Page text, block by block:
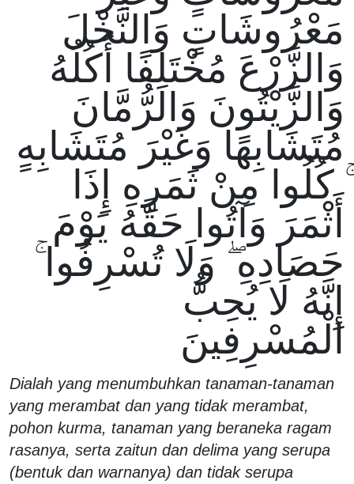
مَعْرُوشَاتٍ وَالنَّخْلَ
وَالزَّرْعَ مُخْتَلِفًا أُكُلُهُ
وَالزَّيْتُونَ وَالرُّمَّانَ
مُتَشَابِهًا وَغَيْرَ مُتَشَابِهٍ
ۚ كُلُوا مِنْ ثَمَرِهِ إِذَا
أَثْمَرَ وَآتُوا حَقَّهُ يَوْمَ
حَصَادِهِ ۖ وَلَا تُسْرِفُوا ۚ
إِنَّهُ لَا يُحِبُّ
الْمُسْرِفِينَ
Dialah yang menumbuhkan tanaman-tanaman
yang merambat dan yang tidak merambat,
pohon kurma, tanaman yang beraneka ragam
rasanya, serta zaitun dan delima yang serupa
(bentuk dan warnanya) dan tidak serupa